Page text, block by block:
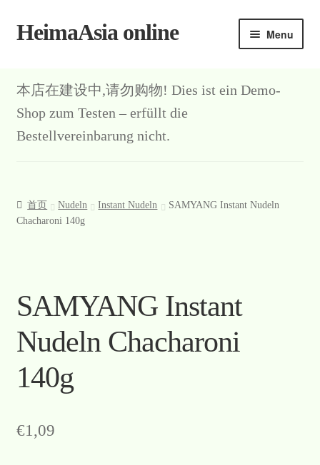
Skip
Skip
HeimaAsia online Menu
本店在建设中,请勿购物! Dies ist ein Demo-
Shop zum Testen – erfüllt die
Bestellvereinbarung nicht.
首页 Nudeln Instant Nudeln
SAMYANG Instant Nudeln
Chacharoni 140g
SAMYANG Instant
Nudeln Chacharoni
140g
€1,09